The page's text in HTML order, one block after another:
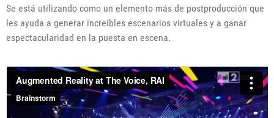
Se está utilizando como un elemento más de postproducción que
les ayuda a generar increíbles escenarios virtuales y a ganar
espectacularidad en la puesta en escena.